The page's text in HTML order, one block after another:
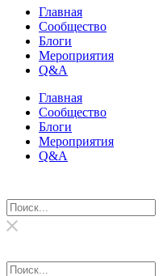
Главная
Сообщество
Блоги
Мероприятия
Q&A
Главная
Сообщество
Блоги
Мероприятия
Q&A